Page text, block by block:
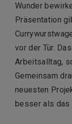
Wunder
Präsentation
vor der Tür.
Arbeitsalltag,
Gemeinsam
neuesten
besser als das